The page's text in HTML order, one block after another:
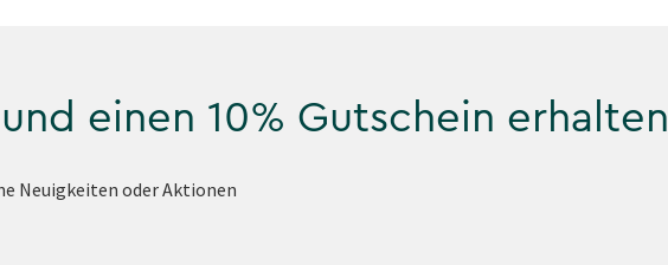
einen 10% Gutschein erhalten
Neuigkeiten oder Aktionen